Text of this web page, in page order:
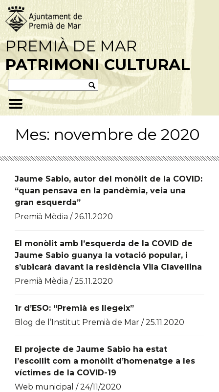
PREMIÀ DE MAR
PATRIMONI CULTURAL
Mes: novembre de 2020
Jaume Sabio, autor del monòlit de la COVID:
“quan pensava en la pandèmia, veia una
gran esquerda”
Premià Mèdia / 26.11.2020
El monòlit amb l’esquerda de la COVID de
Jaume Sabio guanya la votació popular, i
s’ubicarà davant la residència Vila Clavellina
Premià Mèdia / 25.11.2020
1r d’ESO: “Premià es llegeix”
Blog de l’Institut Premià de Mar / 25.11.2020
El projecte de Jaume Sabio ha estat
l’escollit com a monòlit d’homenatge a les
víctimes de la COVID-19
Web municipal / 24/11/2020